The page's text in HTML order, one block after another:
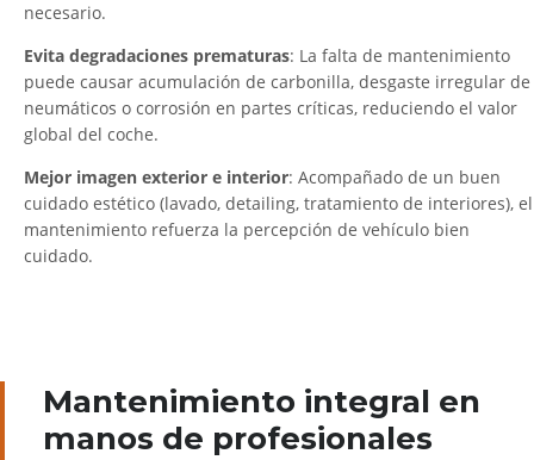
necesario.
Evita degradaciones prematuras: La falta de mantenimiento
puede causar acumulación de carbonilla, desgaste irregular de
neumáticos o corrosión en partes críticas, reduciendo el valor
global del coche.
Mejor imagen exterior e interior: Acompañado de un buen
cuidado estético (lavado, detailing, tratamiento de interiores), el
mantenimiento refuerza la percepción de vehículo bien
cuidado.
Mantenimiento integral en
manos de profesionales